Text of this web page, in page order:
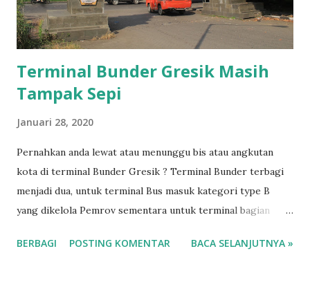
dulu dimanfaatkan sebagai lokasi wisata. Karena memiliki
dua telaga besar dan mirip maka ...
Terminal Bunder Gresik Masih
Tampak Sepi
Januari 28, 2020
Pernahkan anda lewat atau menunggu bis atau angkutan
kota di terminal Bunder Gresik ? Terminal Bunder terbagi
menjadi dua, untuk terminal Bus masuk kategori type B
yang dikelola Pemrov sementara untuk terminal bagian
yang di kelola oleh Pemerintah Kabupaten Gresik. Dari
BERBAGI POSTING KOMENTAR BACA SELANJUTNYA »